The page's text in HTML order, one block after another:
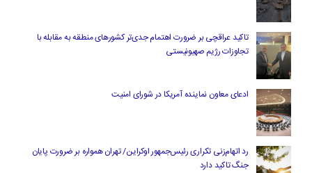
تاکید عراقچی بر ضرورت اهتمام جدی‌تر کشورهای منطقه به مقابله با
تجاوزات رژیم صهیونیستی
ادعای معاون نماینده آمریکا در شورای امنیت
رد اتهام‌زنی تکراری رئیس‌جمهور اوکراین/ تهران همواره بر ضرورت پایان
جنگ تاکید دارد